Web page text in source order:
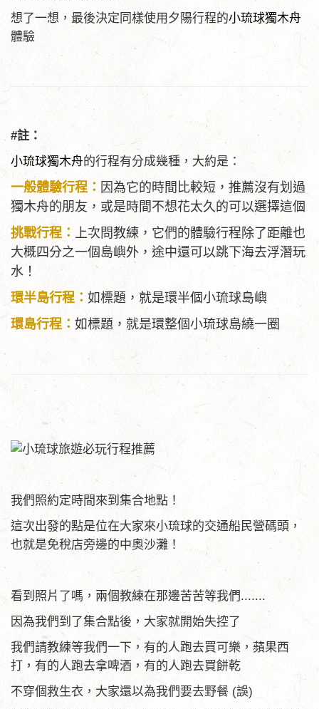
想了一想，最後決定同樣使用夕陽行程的小琉球獨木舟
體驗
#註：
小琉球獨木舟的行程有分成幾種，大約是：
一般體驗行程： 因為它的時間比較短，推薦沒有划過
獨木舟的朋友，或是時間不想花太久的可以選擇這個
挑戰行程： 上次問教練，它們的體驗行程除了距離也
大概四分之一個島嶼外，途中還可以跳下海去浮潛玩
水！
環半島行程： 如標題，就是環半個小琉球島嶼
環島行程： 如標題，就是環整個小琉球島繞一圈
我們照約定時間來到集合地點！
這次出發的點是位在大家來小琉球的交通船民營碼頭，
也就是免稅店旁邊的中奧沙灘！
看到照片了嗎，兩個教練在那邊苦苦等我們.......
因為我們到了集合點後，大家就開始失控了
我們請教練等我們一下，有的人跑去買可樂，蘋果西
打，有的人跑去拿啤酒，有的人跑去買餅乾
不穿個救生衣，大家還以為我們要去野餐 (誤)